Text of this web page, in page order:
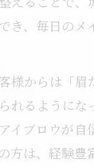
き、毎日のメ
様からは「眉
れるようにな
イブロウが自
方は、経験豊